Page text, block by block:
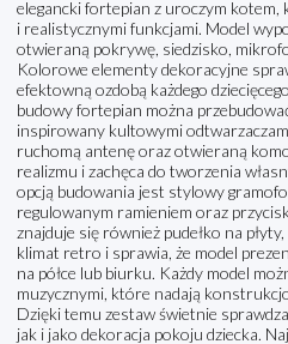
elegancki fortepian z uroczym kotem,
i realistycznymi funkcjami. Model
otwieraną pokrywę, siedzisko,
Kolorowe elementy dekoracyjne
efektowną ozdobą każdego
budowy fortepian można
inspirowany kultowymi
ruchomą antenę oraz otwieraną
realizmu i zachęca do tworzenia
opcją budowania jest stylowy
regulowanym ramieniem oraz
znajduje się również pudełko na
klimat retro i sprawia, że model
na półce lub biurku. Każdy model
muzycznymi, które nadają
Dzięki temu zestaw świetnie
jak i jako dekoracja pokoju dziecka.